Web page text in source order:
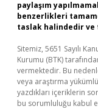
paylaşım
benzerlikleri
taslak halindedir ve
Sitemiz, 5651 Sayılı
Kurumu (BTK)
vermektedir. Bu
veya araştırma
yazdıkları içeriklerin
bu sorumluluğu kabul